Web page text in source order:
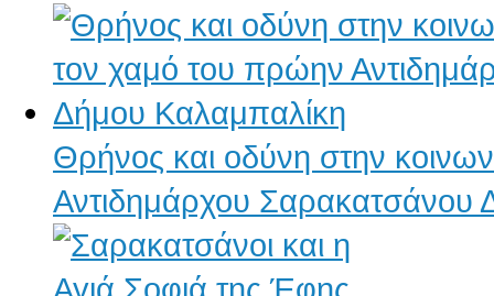
Θρήνος και οδύνη στην
Αντιδημάρχου Σαρακατσάνου